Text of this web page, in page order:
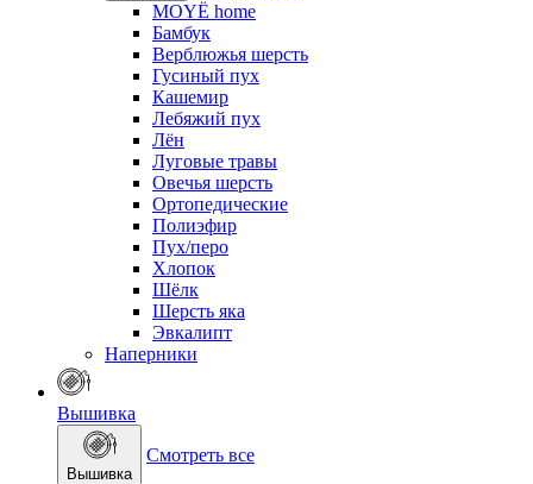
MOYЁ home
Бамбук
Верблюжья шерсть
Гусиный пух
Кашемир
Лебяжий пух
Лён
Луговые травы
Овечья шерсть
Ортопедические
Полиэфир
Пух/перо
Хлопок
Шёлк
Шерсть яка
Эвкалипт
Наперники
Вышивка
Вышивка
Смотреть все